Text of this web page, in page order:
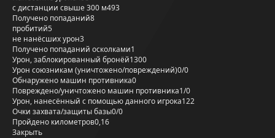
с дистанции свыше 300 м493
Получено попаданий8
пробитий5
не нанёсших урон3
Получено попаданий осколками1
Урон, заблокированный бронёй1300
Урон союзникам (уничтожено/повреждений)0/0
Обнаружено машин противника0
Повреждено/уничтожено машин противника1/0
Урон, нанесённый с помощью данного игрока122
Очки захвата/защиты базы0/0
Пройдено километров0,16
Закрыть